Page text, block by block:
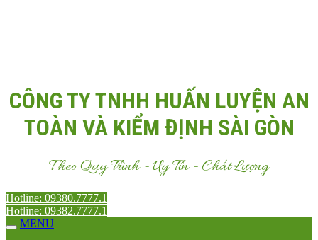
CÔNG TY TNHH HUẤN LUYỆN AN
TOÀN VÀ KIỂM ĐỊNH SÀI GÒN
Theo Quy Trình - Uy Tín - Chất Lượng
Hotline: 09380.7777.1
Hotline: 09382.7777.1
MENU